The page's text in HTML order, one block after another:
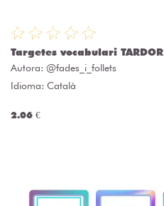
Targetes vocabulari TARDOR
Autora: @fades_i_follets
Idioma: Català
2.06 €